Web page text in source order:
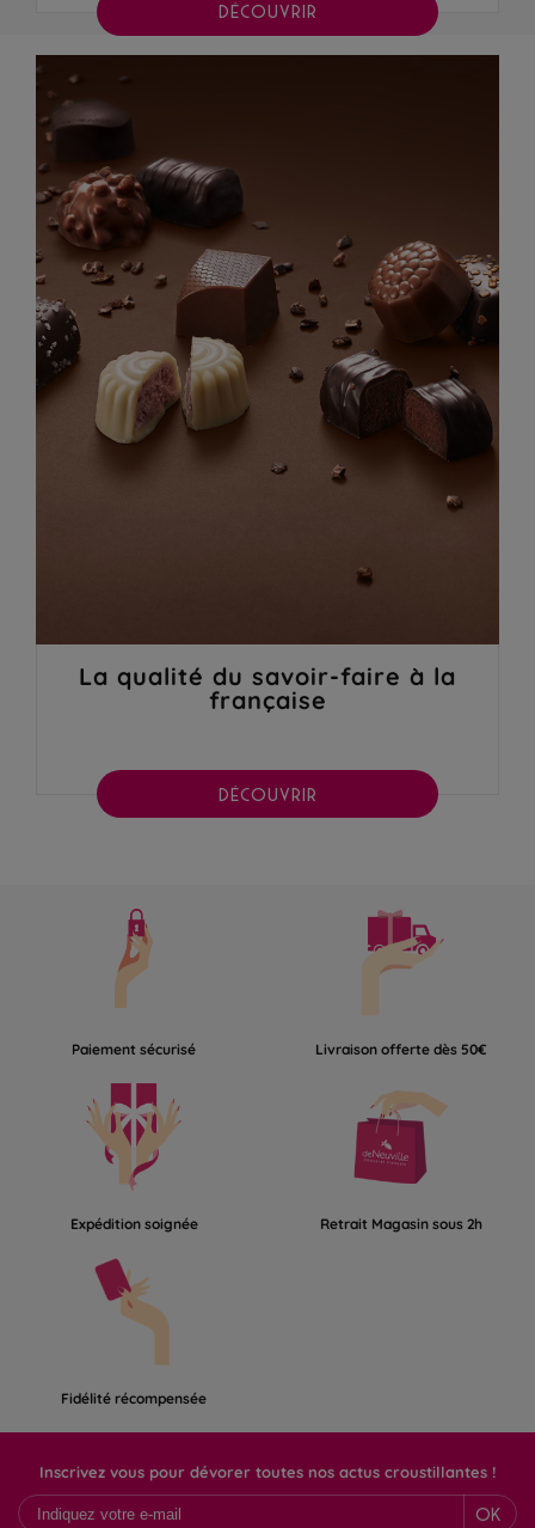
DÉCOUVRIR
La qualité du savoir-faire à la
française
DÉCOUVRIR
Paiement sécurisé Livraison offerte dès 50€
Expédition soignée Retrait Magasin sous 2h
Fidélité récompensée
Inscrivez vous pour dévorer toutes nos actus croustillantes !
OK